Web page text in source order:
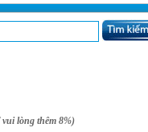
lòng thêm 8%)